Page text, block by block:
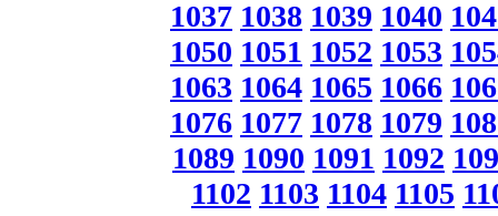
1037 1038 1039 1040
1050 1051 1052 1053
1063 1064 1065 1066
1076 1077 1078 1079
1089 1090 1091 1092
1102 1103 1104 1105